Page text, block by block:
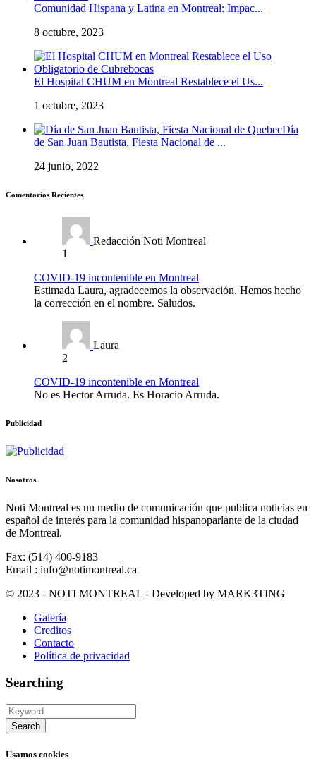
Comunidad Hispana y Latina en Montreal: Impac...
8 octubre, 2023
El Hospital CHUM en Montreal Restablece el Us...
1 octubre, 2023
Día
de San Juan Bautista, Fiesta Nacional de ...
24 junio, 2022
Comentarios Recientes
Redacción Noti Montreal
1
COVID-19 incontenible en Montreal
Estimada Laura, agradecemos la observación. Hemos hecho
la corrección en el nombre. Saludos.
Laura
2
COVID-19 incontenible en Montreal
No es Hector Arruda. Es Horacio Arruda.
Publicidad
Nosotros
Noti Montreal es un medio de comunicación que publica noticias en
español de interés para la comunidad hispanoparlante de la ciudad
de Montreal.
Fax: (514) 400-9183
Email : info@notimontreal.ca
© 2023 - NOTI MONTREAL - Developed by MARK3TING
Galería
Creditos
Contacto
Política de privacidad
Searching
Usamos cookies